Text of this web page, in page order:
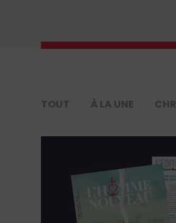
TOUT À LA UNE